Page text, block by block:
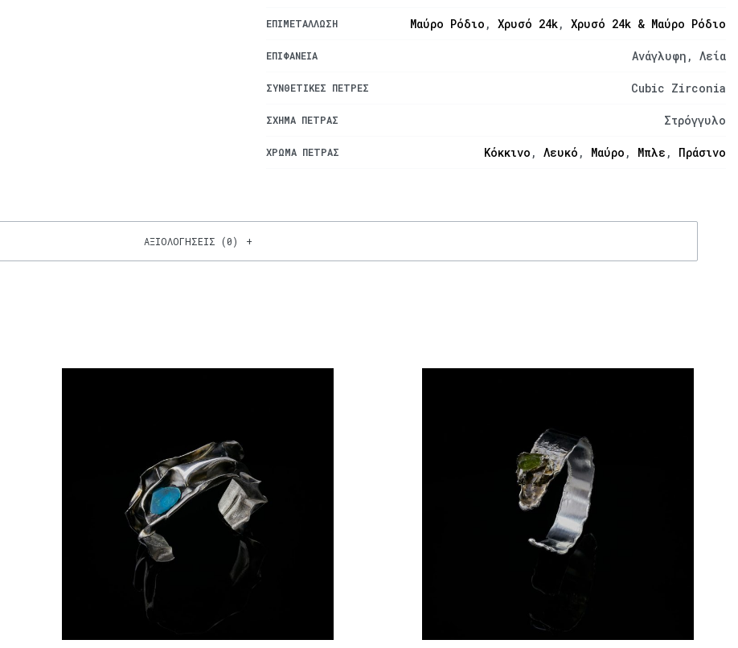
ΕΠΙΜΕΤΆΛΛΩΣΗ Μαύρο Ρόδιο , Χρυσό 24k, Χρυσό 24k & Μαύρο Ρόδιο
ΕΠΙΦΆΝΕΙΑ Ανάγλυφη, Λεία
ΣΥΝΘΕΤΙΚΈΣ ΠΈΤΡΕΣ Cubic Zirconia
ΣΧΉΜΑ ΠΈΤΡΑΣ Στρόγγυλο
ΧΡΏΜΑ ΠΈΤΡΑΣ Κόκκινο , Λευκό , Μαύρο , Μπλε , Πράσινο
ΑΞΙΟΛΟΓΉΣΕΙΣ (0)